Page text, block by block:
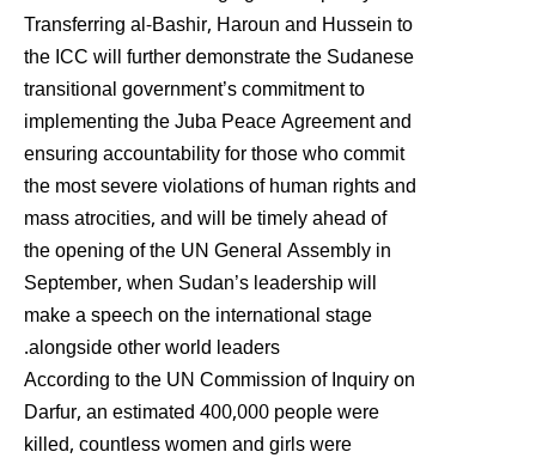
Transferring al-Bashir, Haroun and Hussein to
the ICC will further demonstrate the Sudanese
transitional government’s commitment to
implementing the Juba Peace Agreement and
ensuring accountability for those who commit
the most severe violations of human rights and
mass atrocities, and will be timely ahead of
the opening of the UN General Assembly in
September, when Sudan’s leadership will
make a speech on the international stage
alongside other world leaders.
According to the UN Commission of Inquiry on
Darfur, an estimated 400,000 people were
killed, countless women and girls were